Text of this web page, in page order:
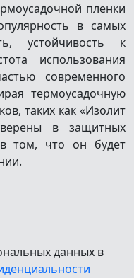
пленки
в самых
устойчивость к
использования
современного
термоусадочную
таких как «Изолит
в защитных
том, что он будет
данных в